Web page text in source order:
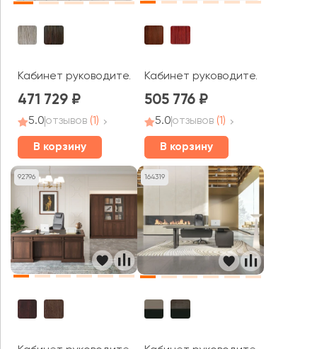
Кабинет руководителя New.Tone
471 729
5.0отзывов (1)
В корзину
Кабинет руководителя
505 776
5.0отзывов (1)
В корзину
92796 164319